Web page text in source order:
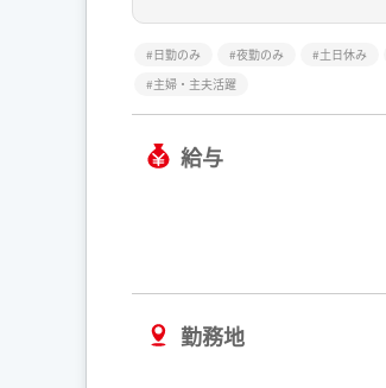
日勤のみ 夜勤のみ 土日休み
主婦・主夫活躍
給与
勤務地